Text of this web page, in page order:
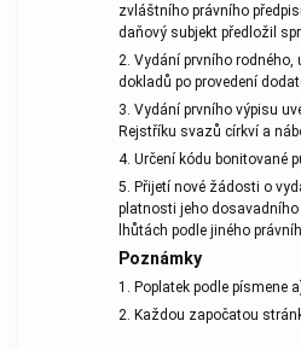
zvláštního právního
daňový subjekt předložil
2. Vydání prvního
dokladů po provedení
3. Vydání prvního výpisu
Rejstříku svazů církví a
4. Určení kódu bonitované
5. Přijetí nové žádosti o
platnosti jeho dosavadního
lhůtách podle jiného
Poznámky
1. Poplatekpodle písmene
2. Každou započatou